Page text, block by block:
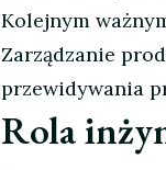
Kolejnym
Zarządzanie
przewidywania
Rola